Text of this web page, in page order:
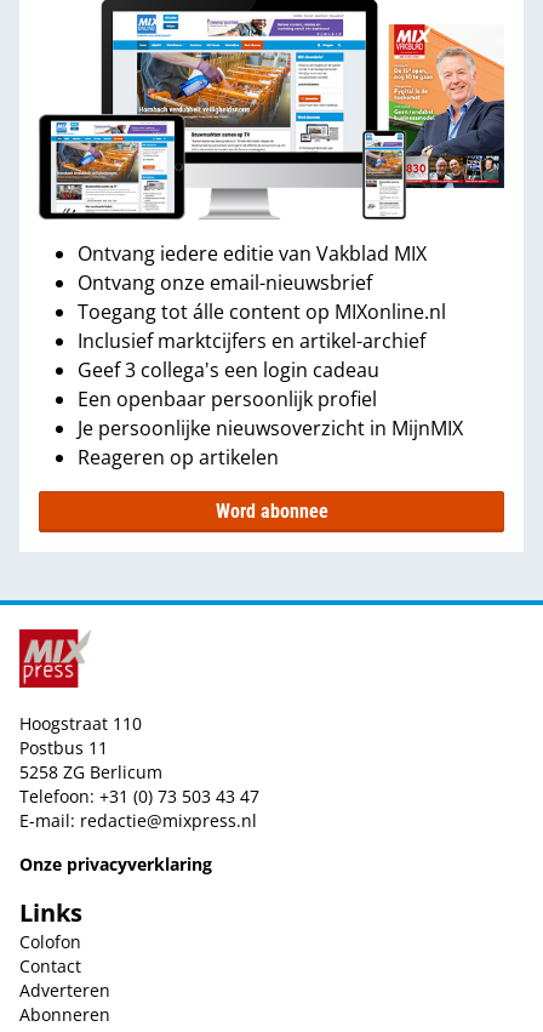
Ontvang iedere editie van Vakblad MIX
Ontvang onze email-nieuwsbrief
Toegang tot álle content op MIXonline.nl
Inclusief marktcijfers en artikel-archief
Geef 3 collega's een login cadeau
Een openbaar persoonlijk profiel
Je persoonlijke nieuwsoverzicht in MijnMIX
Reageren op artikelen
Word abonnee
Hoogstraat 110
Postbus 11
5258 ZG Berlicum
Telefoon: +31 (0) 73 503 43 47
E-mail: redactie@mixpress.nl
Onze privacyverklaring
Links
Colofon
Contact
Adverteren
Abonneren